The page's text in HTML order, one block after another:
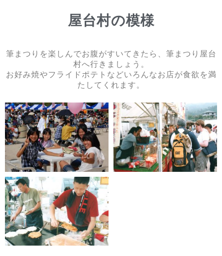
屋台村の模様
筆まつりを楽しんでお腹がすいてきたら、筆まつり屋台
村へ行きましょう。
お好み焼やフライドポテトなどいろんなお店が食欲を満
たしてくれます。